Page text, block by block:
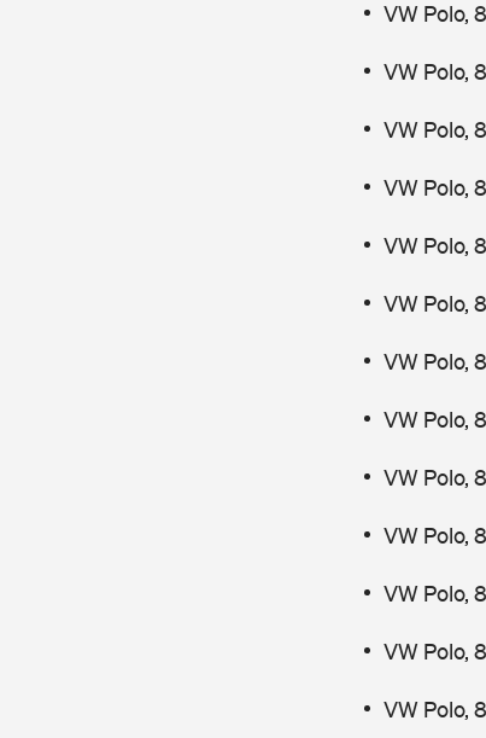
VW Polo,
VW Polo,
VW Polo,
VW Polo,
VW Polo,
VW Polo,
VW Polo,
VW Polo,
VW Polo,
VW Polo,
VW Polo,
VW Polo,
VW Polo,